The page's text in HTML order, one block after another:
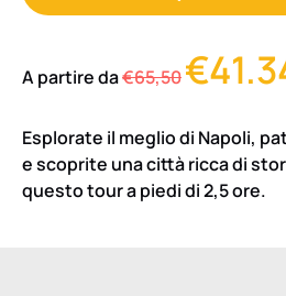
A partire da€65,50
Esplorate il meglio di Napoli,
e scoprite una città ricca di
questo tour a piedi di 2,5 ore.